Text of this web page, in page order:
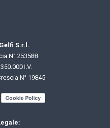
S.r.l.
N° 253588
I.V.
N° 19845